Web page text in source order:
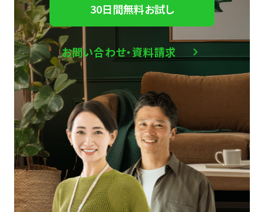
30日間無料お試し
お問い合わせ・資料請求